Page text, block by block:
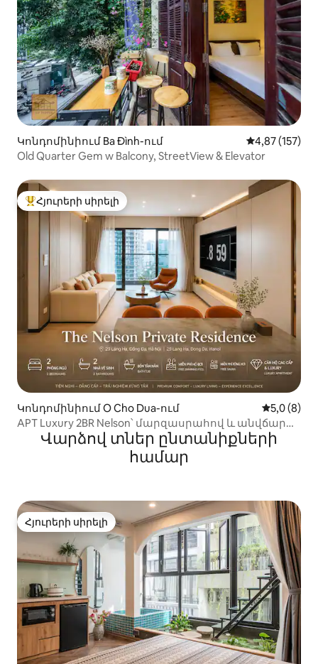
Կոնդոմինիում Ba Đình-ում Միջին
4,87 (157)
Old Quarter Gem w Balcony, StreetView & Elevator
Հյուրերի սիրելի լավագույն տները
Հյուրերի սիրելի
Կոնդոմինիում O Cho Dua-ում Միջին
5,0 (8)
APT Luxury 2BR Nelson՝ մարզասրահով և անվճար
անսահման լողավազանով
Վարձով տներ ընտանիքների
համար
Հյուրերի սիրելի
Հյուրերի սիրելի